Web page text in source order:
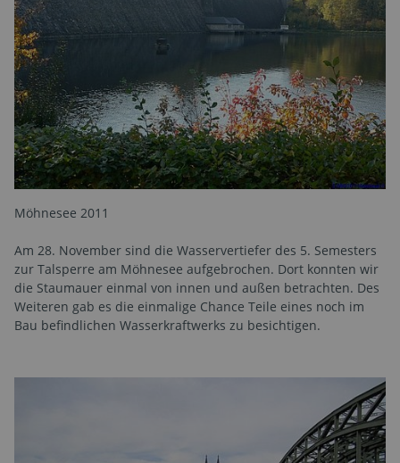
Möhnesee 2011
Am 28. November sind die Wasservertiefer des 5. Semesters
zur Talsperre am Möhnesee aufgebrochen. Dort konnten wir
die Staumauer einmal von innen und außen betrachten. Des
Weiteren gab es die einmalige Chance Teile eines noch im
Bau befindlichen Wasserkraftwerks zu besichtigen.